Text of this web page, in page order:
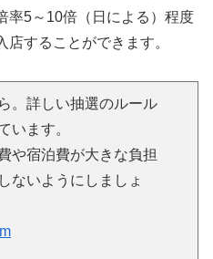
率5～10倍（日による）程度
することができます。
。詳しい抽選のルール
います。
や宿泊費が大きな負担
ないようにしましょ